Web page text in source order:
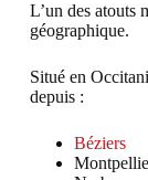
L’un des atouts
géographique.
Situé en
depuis :
Béziers